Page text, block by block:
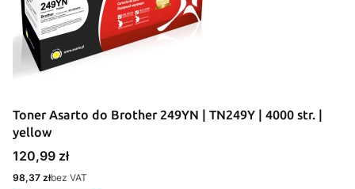
Toner Asarto do Brother 249YN | TN249Y | 4000 str. |
yellow
Cena
120,99 zł
Cena
98,37 złbez VAT